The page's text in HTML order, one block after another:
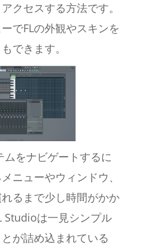
クセスする方法です。
でFLの外観やスキンを
できます。
をナビゲートするに
ニューやウィンドウ、
るまで少し時間がかか
Studioは一見シンプル
が詰め込まれている